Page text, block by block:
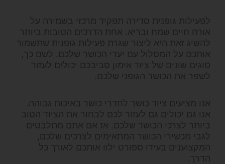
לפעילות גופנית סדירה תפקיד מרכזי בשמירה על
אורח חיים שמח ובריא. אחת הדרכים הטובות ביותר
להשיג זאת היא ליצור שגרת פעילות גופנית שתשמור
אותכם על המסלול עם יעדי הכושר שלכם. לשם כך,
סוגים שונים של ציוד אימון סביבכם יכולים לעזור
לשפר את הכושר הגופני שלכם.
אנו מציעים ציוד כושר לחדרי כושר באיכות גבוהה.
אנו גם יכולים גם לעזור לכם לבחור את הציוד הטוב
ביותר לצרכי הכושר שלכם. אז אם אתם מתלבטים
לגבי מכשירי הכושר המתאימים לצרכים שלכם,
המקצוענים בעידו ספורט ילוו אותכם לאורך כל
הדרך.